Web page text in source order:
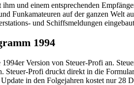
und einem entsprechenden
Funkamateuren auf der ganzen
und Schiffsmeldungen
1994
Version von Steuer-Profi an.
Steuer-Profi druckt direkt in die
in den Folgejahren kostet nur 28